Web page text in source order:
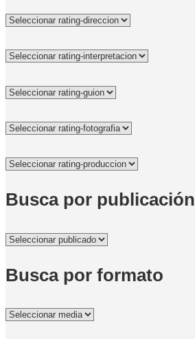
Busca por publicación
Busca por formato